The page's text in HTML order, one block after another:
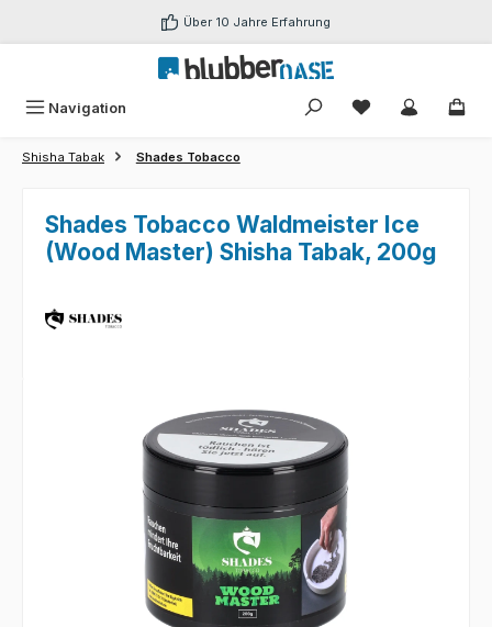
Zum Hauptinhalt springen Über 10 Jahre Erfahrung
Navigation Du hast 0
Shisha Tabak Shades Tobacco
Shades Tobacco Waldmeister Ice
(Wood Master) Shisha Tabak, 200g
Bildergalerie überspringen